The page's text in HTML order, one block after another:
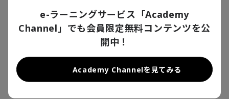
世界における日本の位置付けについてGDP構成比とい
う観点で見ると、1990年代と比較すると存在感が薄ま
ってきているという現状がある。
また、日本は人口減少という道をたどることになるた
め、中長期的に国内消費が減少していくという展開は
容易に想像ができる。
e-ラーニングサービス「Academy
Channel」でも会員限定無料コンテンツを公
開中！
Academy Channelを見てみる